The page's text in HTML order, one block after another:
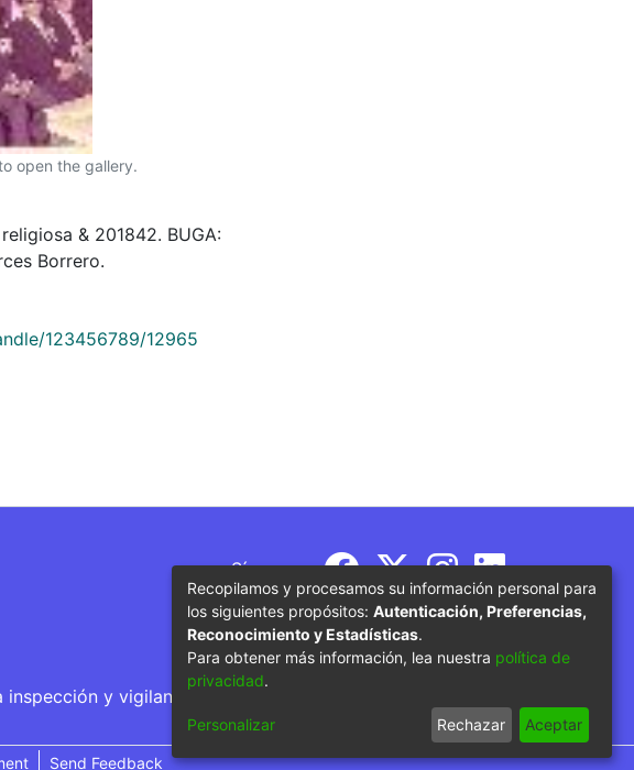
open the gallery.
& 201842. BUGA:
Borrero.
123456789/12965
Síguenos
y vigilancia por parte del Ministerio de Educación
Send Feedback
Recopilamos y procesamos su información personal para
los siguientes propósitos: Autenticación, Preferencias,
Reconocimiento y Estadísticas.
Para obtener más información, lea nuestra política de
privacidad.
Personalizar Rechazar Aceptar